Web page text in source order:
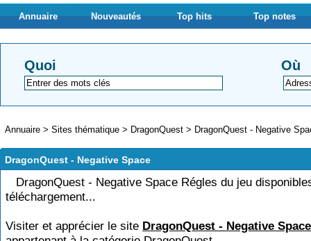
Annuaire Nouveautés Top hits Top notes
Quoi Où
Annuaire > Sites thématique > DragonQuest > DragonQuest - Negative
DragonQuest - Negative Space
DragonQuest - Negative Space Régles du jeu
téléchargement...
Visiter et apprécier le site DragonQuest - Negative Space